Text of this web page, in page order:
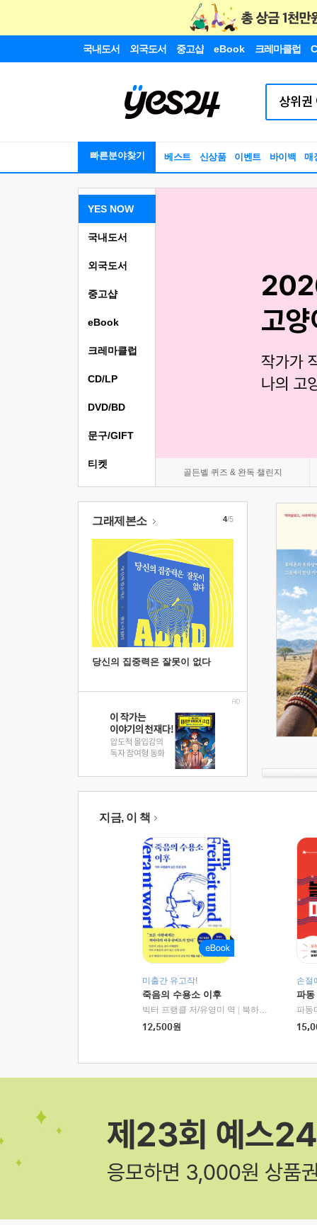
국내도서 외국도서 중고샵 eBook 크레마클럽
빠른분야찾기 베스트 신상품 이벤트 바이백 매
YES NOW
골든벨 퀴즈 & 완독 챌린지
국내도서
외국도서
중고샵
eBook
크레마클럽
CD/LP
DVD/BD
문구/GIFT
티켓
그래제본소
당신의 집중력은 잘못이 없다
4/5
지금, 이 책
미출간 유고작!
죽음의 수용소 이후
빅터 프랭클 저/유영미 역
북하우스
12,500원
손절
파동
파동